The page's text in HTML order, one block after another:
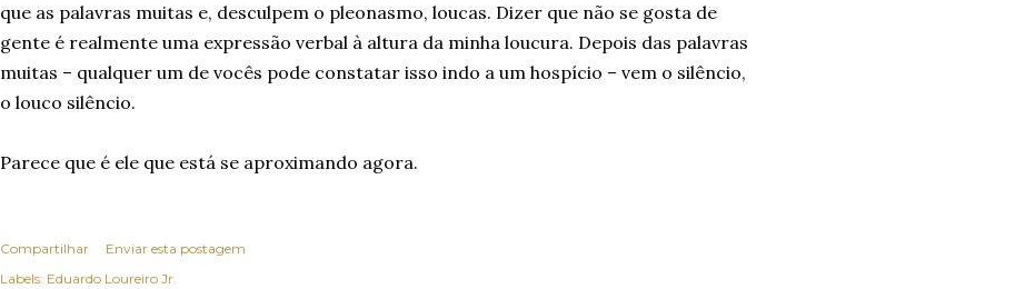
que as palavras muitas e, desculpem o pleonasmo, loucas. Dizer que não se gosta de
gente é realmente uma expressão verbal à altura da minha loucura. Depois das palavras
muitas – qualquer um de vocês pode constatar isso indo a um hospício – vem o silêncio,
o louco silêncio.
Parece que é ele que está se aproximando agora.
Compartilhar
Enviar esta postagem
Labels: Eduardo Loureiro Jr.